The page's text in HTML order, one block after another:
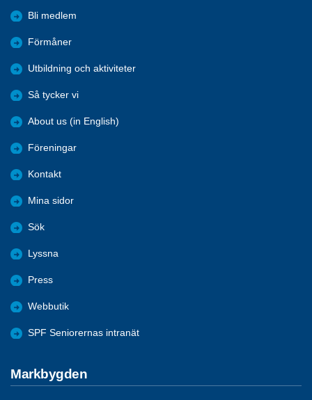
Bli medlem
Förmåner
Utbildning och aktiviteter
Så tycker vi
About us (in English)
Föreningar
Kontakt
Mina sidor
Sök
Lyssna
Press
Webbutik
SPF Seniorernas intranät
Markbygden